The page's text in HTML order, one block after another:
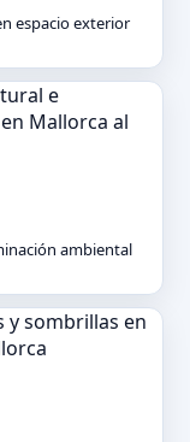
espacio exterior
ambiental